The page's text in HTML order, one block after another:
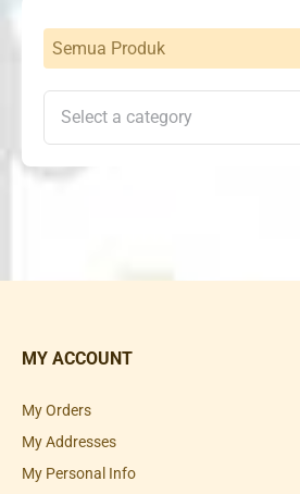
Semua Produk
MY ACCOUNT
My Orders
My Addresses
My Personal Info